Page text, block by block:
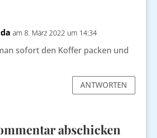
am 8. März 2022 um 14:34
sofort den Koffer packen und
ANTWORTEN
abschicken